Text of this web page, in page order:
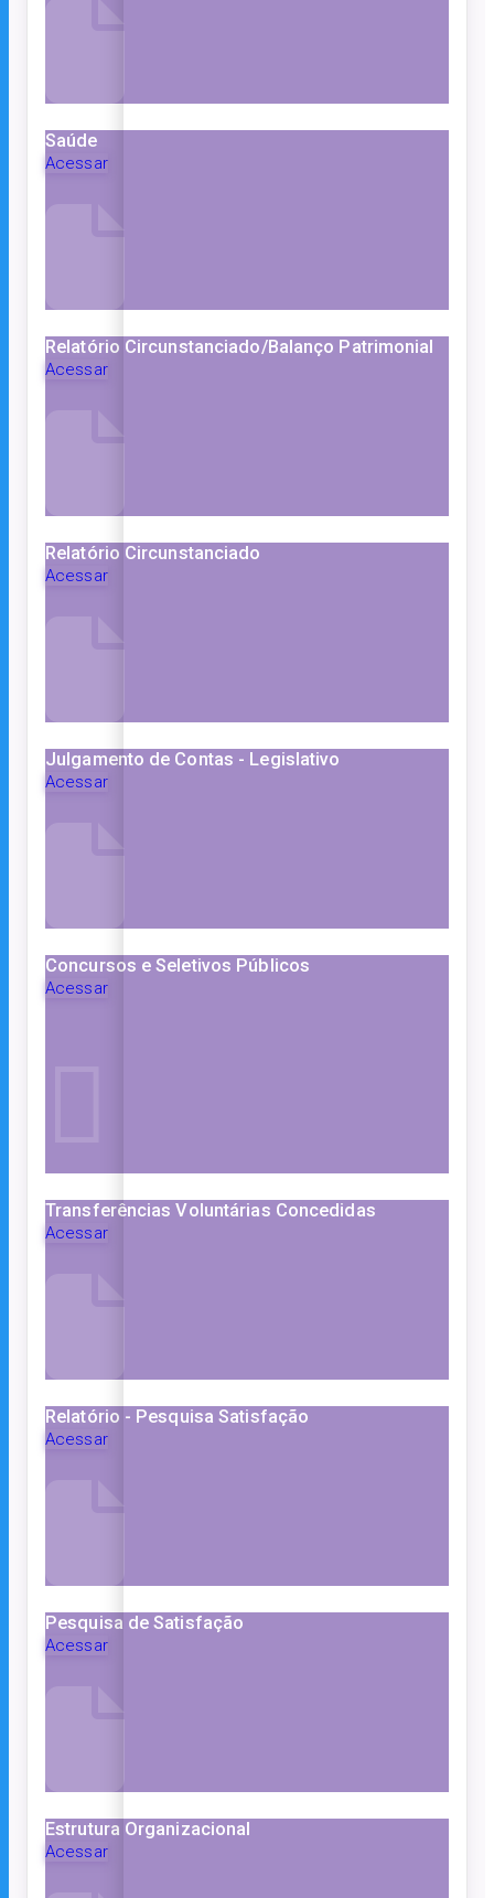
Saúde
Acessar
Relatório Circunstanciado/Balanço Patrimonial
Acessar
Relatório Circunstanciado
Acessar
Julgamento de Contas - Legislativo
Acessar
Concursos e Seletivos Públicos
Acessar
Transferências Voluntárias Concedidas
Acessar
Relatório - Pesquisa Satisfação
Acessar
Pesquisa de Satisfação
Acessar
Estrutura Organizacional
Acessar